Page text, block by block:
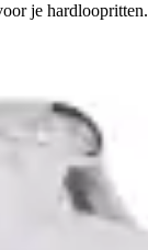
je hardloopritten.